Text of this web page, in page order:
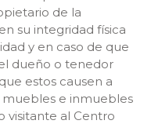
de la
su integridad física
y en caso de que
dueño o tenedor
estos causen a
muebles e inmuebles
visitante al Centro